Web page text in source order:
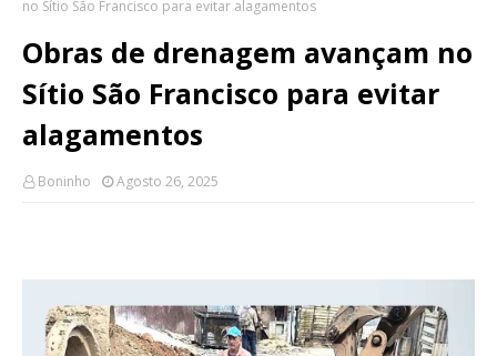
no Sítio São Francisco para evitar alagamentos
Obras de drenagem avançam no
Sítio São Francisco para evitar
alagamentos
Boninho Agosto 26, 2025